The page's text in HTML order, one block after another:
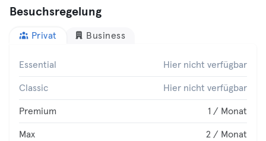
Besuchsregelung
Privat Business
Essential Hier nicht verfügbar
Classic Hier nicht verfügbar
Premium 1 / Monat
Max 2 / Monat